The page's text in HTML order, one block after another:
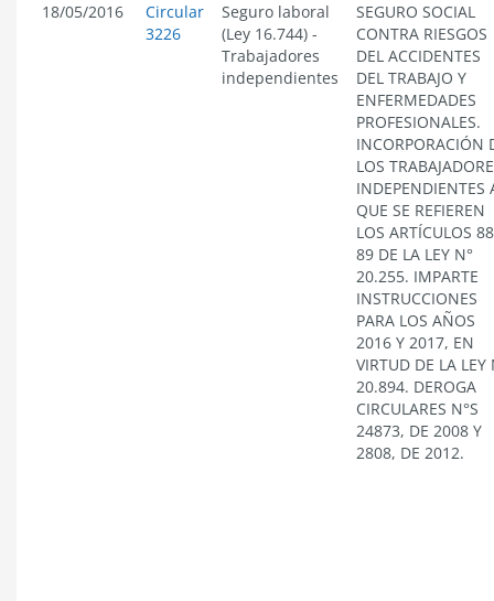
18/05/2016
Circular
3226
Seguro laboral
(Ley 16.744) -
Trabajadores
independientes
SEGURO SOCIAL
CONTRA RIESGOS
DEL ACCIDENTES
DEL TRABAJO Y
ENFERMEDADES
PROFESIONALES.
INCORPORACIÓN
LOS
INDEPENDIENTES
QUE SE REFIEREN
LOS ARTÍCULOS
89 DE LA LEY N°
20.255. IMPARTE
INSTRUCCIONES
PARA LOS AÑOS
2016 Y 2017, EN
VIRTUD DE LA LEY
20.894. DEROGA
CIRCULARES N°S
24873, DE 2008 Y
2808, DE 2012.